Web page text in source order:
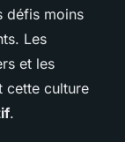
défis moins
Les
et les
cette culture
.